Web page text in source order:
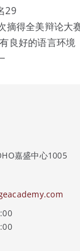
29
摘得全美辩论大
良好的语言环境
嘉盛中心1005